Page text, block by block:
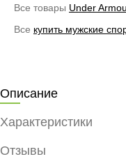
Все товары Under
Все купить мужские
Описание
Характеристики
Отзывы